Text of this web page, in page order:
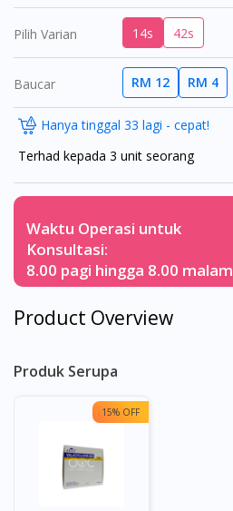
Pilih Varian 14s 42s
Baucar RM 12 RM 4
Hanya tinggal 33 lagi - cepat!
Terhad kepada 3 unit seorang
Waktu Operasi untuk
Konsultasi:
8.00 pagi hingga 8.00 malam
Product Overview
Produk Serupa
15% OFF